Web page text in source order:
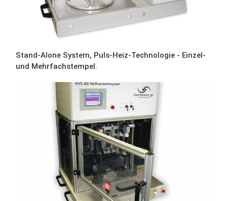
Stand-Alone System, Puls-Heiz-Technologie - Einzel-
und Mehrfachstempel.